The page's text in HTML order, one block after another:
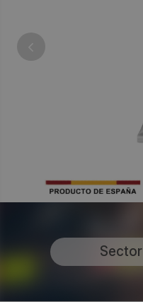
Sector